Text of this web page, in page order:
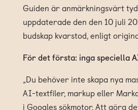
Guiden är anmärkningsvärt
uppdaterade den den 10 juli
budskap kvarstod, enligt
För det första: inga speciella
„Du behöver inte skapa nya
AI-textfiler, markup eller
i Googles sökmotor. Att göra